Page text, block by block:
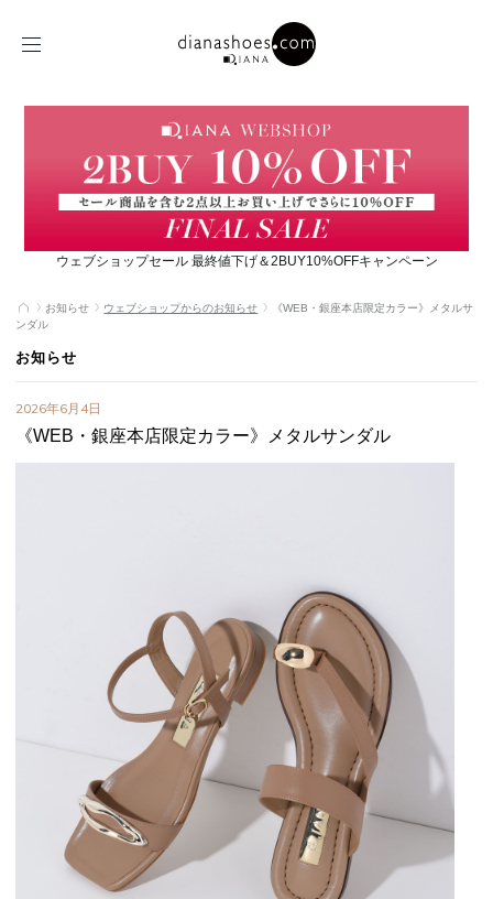
ウェブショップセール 最終値下げ＆2BUY10%OFFキャンペーン
お知らせ ウェブショップからのお知らせ
《WEB・銀座本店限定カラー》メタルサ
ンダル
お知らせ
2026年6月4日
《WEB・銀座本店限定カラー》メタルサンダル